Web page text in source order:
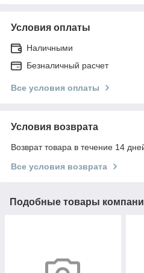
Условия оплаты
Наличными
Безналичный расчет
Все условия оплаты
Условия возврата
Возврат товара в течение 14
Все условия возврата
Подобные товары